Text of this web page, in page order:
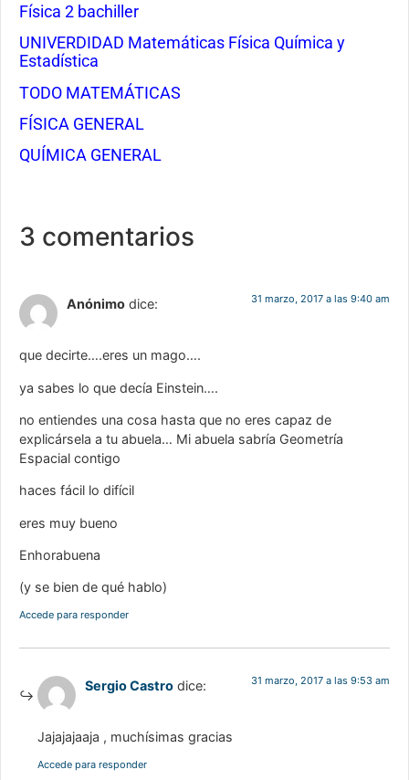
Física 2 bachiller
UNIVERDIDAD Matemáticas Física Química y
Estadística
TODO MATEMÁTICAS
FÍSICA GENERAL
QUÍMICA GENERAL
3 comentarios
Anónimo dice: 31 marzo, 2017 a las 9:40 am
que decirte….eres un mago….
ya sabes lo que decía Einstein….
no entiendes una cosa hasta que no eres capaz de
explicársela a tu abuela… Mi abuela sabría Geometría
Espacial contigo
haces fácil lo difícil
eres muy bueno
Enhorabuena
(y se bien de qué hablo)
Accede para responder
Sergio Castro dice: 31 marzo, 2017 a las 9:53 am
Jajajajaaja , muchísimas gracias
Accede para responder